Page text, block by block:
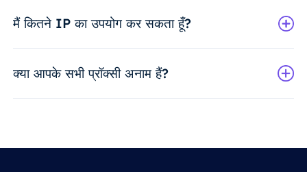
मैं कितने IP का उपयोग कर सकता हूँ?
क्या आपके सभी प्रॉक्सी अनाम हैं?